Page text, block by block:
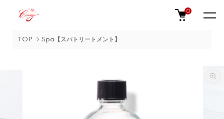
0
TOP Spa【スパトリートメント】